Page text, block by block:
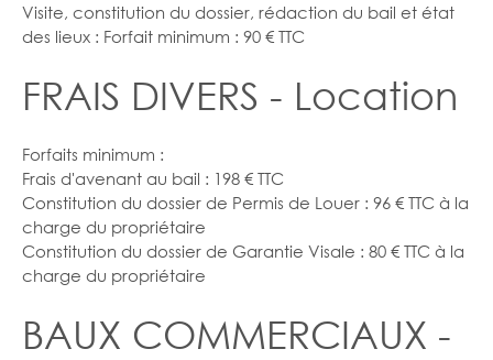
Visite, constitution du dossier, rédaction du bail et état
des lieux : Forfait minimum : 90 € TTC
FRAIS DIVERS - Location
Forfaits minimum :
Frais d'avenant au bail : 198 € TTC
Constitution du dossier de Permis de Louer : 96 € TTC à la
charge du propriétaire
Constitution du dossier de Garantie Visale : 80 € TTC à la
charge du propriétaire
BAUX COMMERCIAUX -